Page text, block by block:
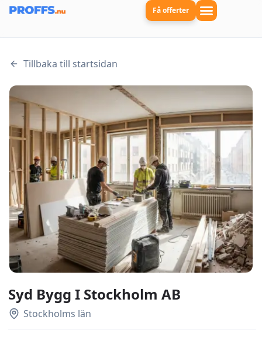
Få offerter
Tillbaka till startsidan
Syd Bygg I Stockholm AB
Stockholms län